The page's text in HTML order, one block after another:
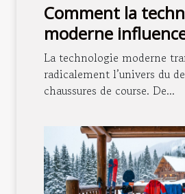
Comment la
moderne
des chaussures de
La technologie moderne
radicalement l’univers du
chaussures de course. De...